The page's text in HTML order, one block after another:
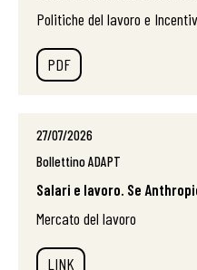
Politiche del lavoro e
PDF
27/07/2026
Bollettino ADAPT
Salari e lavoro. Se
Mercato del lavoro
LINK